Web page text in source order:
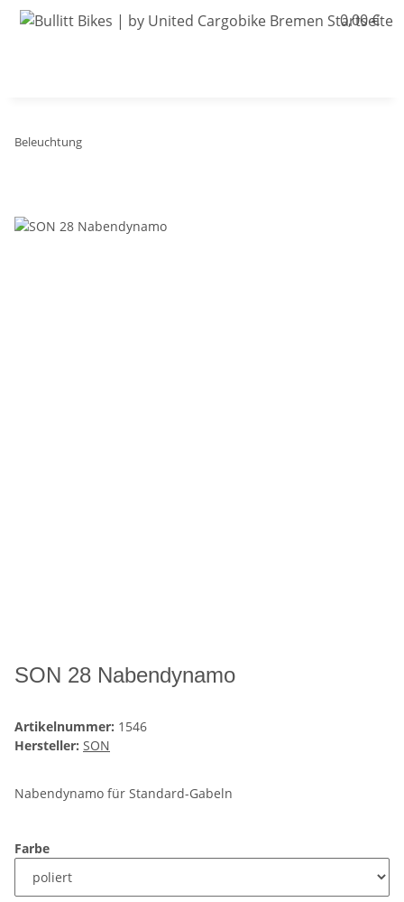
0,00 €
Beleuchtung
SON 28 Nabendynamo
Artikelnummer: 1546
Hersteller: SON
Nabendynamo für Standard-Gabeln
Farbe